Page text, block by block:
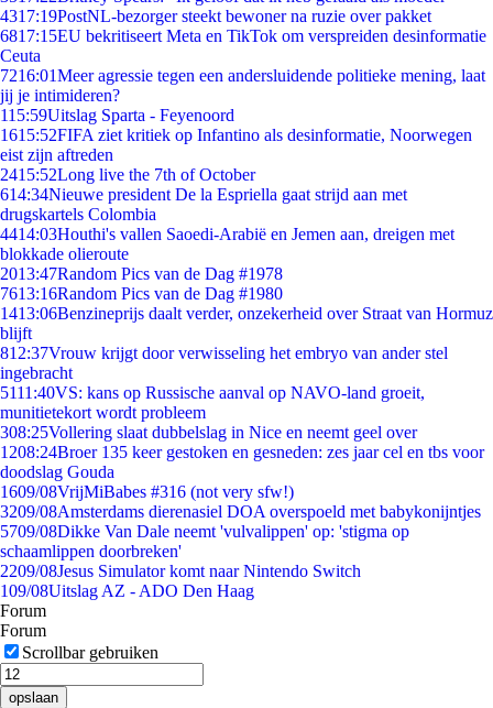
4317:19PostNL-bezorger steekt bewoner na ruzie over pakket
6817:15EU bekritiseert Meta en TikTok om verspreiden desinformatie
Ceuta
7216:01Meer agressie tegen een andersluidende politieke mening, laat
jij je intimideren?
115:59Uitslag Sparta - Feyenoord
1615:52FIFA ziet kritiek op Infantino als desinformatie, Noorwegen
eist zijn aftreden
2415:52Long live the 7th of October
614:34Nieuwe president De la Espriella gaat strijd aan met
drugskartels Colombia
4414:03Houthi's vallen Saoedi-Arabië en Jemen aan, dreigen met
blokkade olieroute
2013:47Random Pics van de Dag #1978
7613:16Random Pics van de Dag #1980
1413:06Benzineprijs daalt verder, onzekerheid over Straat van Hormuz
blijft
812:37Vrouw krijgt door verwisseling het embryo van ander stel
ingebracht
5111:40VS: kans op Russische aanval op NAVO-land groeit,
munitietekort wordt probleem
308:25Vollering slaat dubbelslag in Nice en neemt geel over
1208:24Broer 135 keer gestoken en gesneden: zes jaar cel en tbs voor
doodslag Gouda
1609/08VrijMiBabes #316 (not very sfw!)
3209/08Amsterdams dierenasiel DOA overspoeld met babykonijntjes
5709/08Dikke Van Dale neemt 'vulvalippen' op: 'stigma op
schaamlippen doorbreken'
2209/08Jesus Simulator komt naar Nintendo Switch
109/08Uitslag AZ - ADO Den Haag
Forum
Forum
Scrollbar gebruiken
opslaan